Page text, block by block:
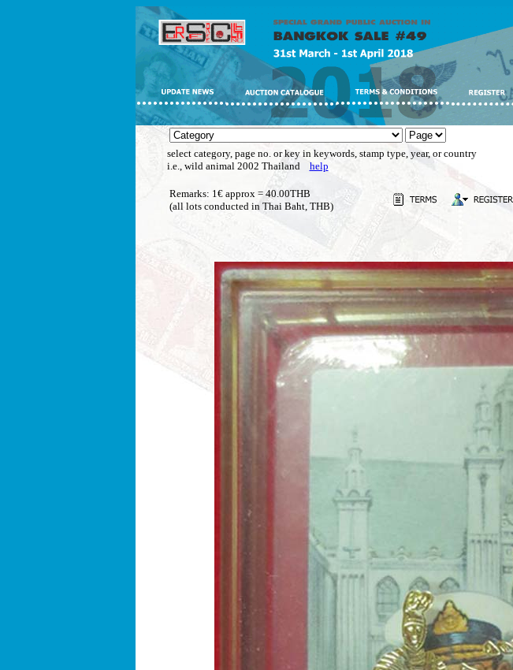
select category, page no. or key in keywords, stamp type, year, or country
i.e., wild animal 2002 Thailand help
Remarks: 1€ approx = 40.00THB
(all lots conducted in Thai Baht, THB)